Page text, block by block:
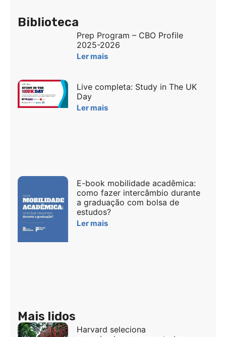
Biblioteca
Prep Program – CBO Profile
2025-2026
Ler mais
Live completa: Study in The UK
Day
Ler mais
E-book mobilidade acadêmica:
como fazer intercâmbio durante
a graduação com bolsa de
estudos?
Ler mais
Mais lidos
Harvard seleciona